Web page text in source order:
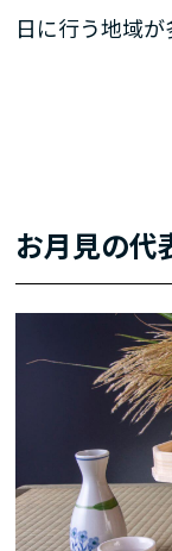
日に行う地域が
お月見の代